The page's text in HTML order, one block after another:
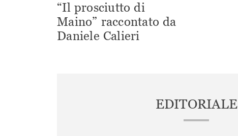
“Il prosciutto di
Maino” raccontato da
Daniele Calieri
EDITORIALE